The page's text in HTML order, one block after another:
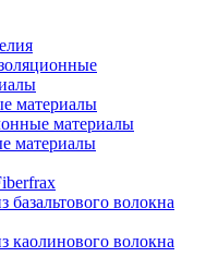
материалы
материалы
материалы
волокна
каолинового волокна